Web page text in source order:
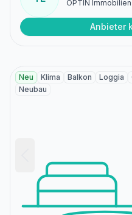
OPTIN
Anbieter
Neu Klima Balkon Loggia
Neubau